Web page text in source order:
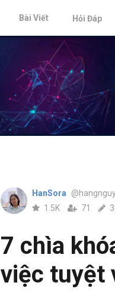
Bài Viết Hỏi Đáp
HanSora
1.5K 71
7 chìa
việc tuyệt